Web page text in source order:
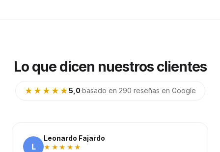
Lo que dicen nuestros clientes
★★★★★5,0·basado en 290 reseñas en Google
L
Leonardo Fajardo
★★★★★